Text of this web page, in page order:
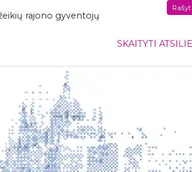
rajono gyventojų
SKAITYTI